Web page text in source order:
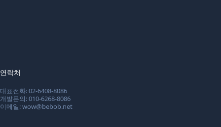
연락처
대표전화: 02-6408-8086
개발문의: 010-6268-8086
이메일: wow@bebob.net